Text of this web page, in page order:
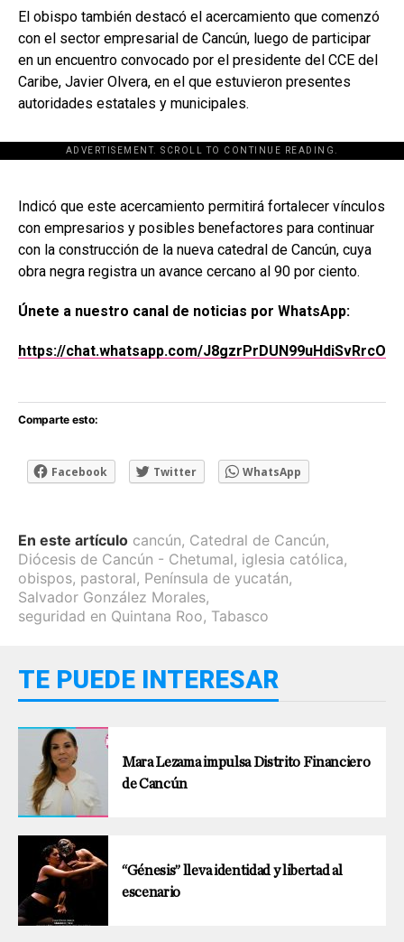
El obispo también destacó el acercamiento que comenzó
con el sector empresarial de Cancún, luego de participar
en un encuentro convocado por el presidente del CCE del
Caribe, Javier Olvera, en el que estuvieron presentes
autoridades estatales y municipales.
ADVERTISEMENT. SCROLL TO CONTINUE READING.
[adsforwp id="243463"]
Indicó que este acercamiento permitirá fortalecer vínculos
con empresarios y posibles benefactores para continuar
con la construcción de la nueva catedral de Cancún, cuya
obra negra registra un avance cercano al 90 por ciento.
Únete a nuestro canal de noticias por WhatsApp:
https://chat.whatsapp.com/J8gzrPrDUN99uHdiSvRrcO
Comparte esto:
Facebook Twitter WhatsApp
En este artículo cancún, Catedral de Cancún,
Diócesis de Cancún - Chetumal, iglesia católica,
obispos, pastoral, Península de yucatán,
Salvador González Morales,
seguridad en Quintana Roo, Tabasco
TE PUEDE INTERESAR
Mara Lezama impulsa Distrito Financiero
de Cancún
“Génesis” lleva identidad y libertad al
escenario